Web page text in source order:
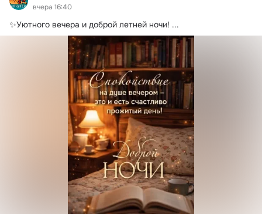
вчера 16:40
✨Уютного вечера и доброй летней ночи! ...